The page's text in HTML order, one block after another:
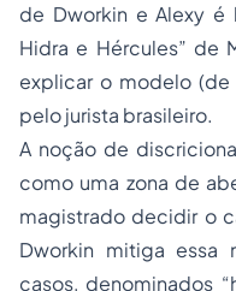
de Dworkin e Alexy é
Hidra e Hércules” de
explicar o modelo (de
pelo jurista brasileiro.
A noção de
como uma zona de
magistrado decidir o
Dworkin mitiga essa
casos, denominados